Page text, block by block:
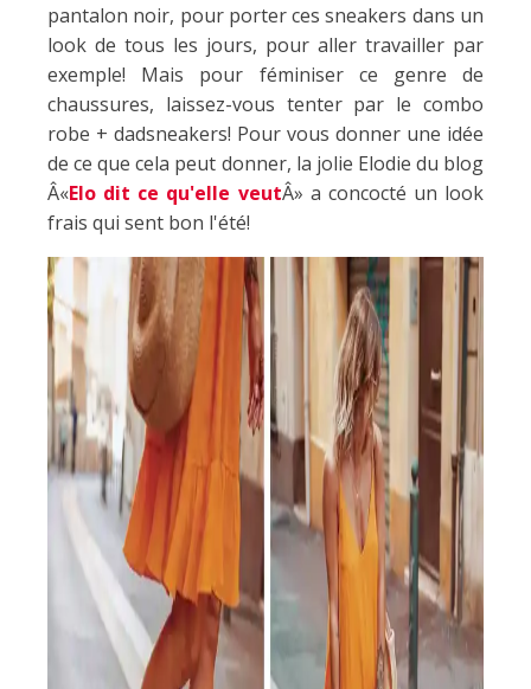
pantalon noir, pour porter ces sneakers dans un
look de tous les jours, pour aller travailler par
exemple! Mais pour féminiser ce genre de
chaussures, laissez-vous tenter par le combo
robe + dadsneakers! Pour vous donner une idée
de ce que cela peut donner, la jolie Elodie du blog
Â«Elo dit ce qu'elle veutÂ» a concocté un look
frais qui sent bon l'été!